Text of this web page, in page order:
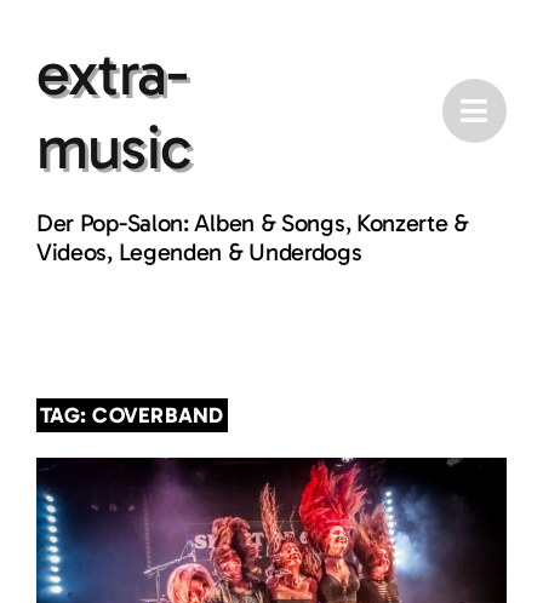
contentextra-
music
Der Pop-Salon: Alben & Songs, Konzerte &
Videos, Legenden & Underdogs
TAG: COVERBAND